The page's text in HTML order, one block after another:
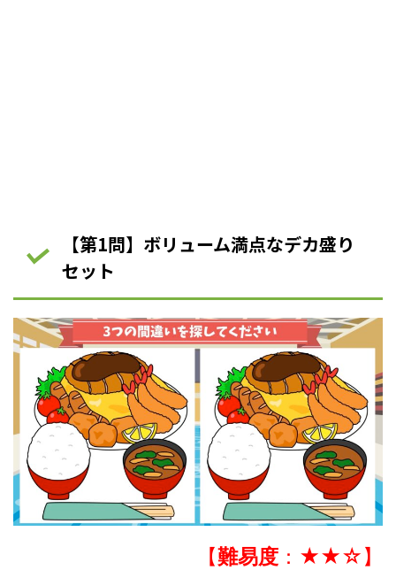
【第1問】ボリューム満点なデカ盛り
セット
【難易度 ：★★☆】